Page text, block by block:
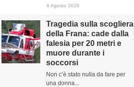
6 Agosto 2026
Tragedia sulla scogliera
della Frana: cade dalla
falesia per 20 metri e
muore durante i
soccorsi
Non c’è stato nulla da fare per
una donna...